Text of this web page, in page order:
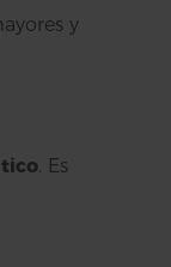
y
. Es